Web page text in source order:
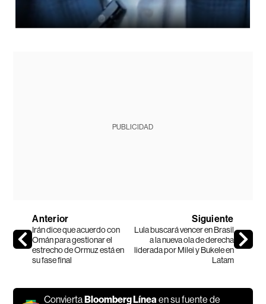
PUBLICIDAD
Anterior
Irán dice que acuerdo con
Omán para gestionar el
estrecho de Ormuz está en
su fase final
Siguiente
Lula buscará vencer en Brasil
a la nueva ola de derecha
liderada por Milei y Bukele en
Latam
ConviertaBloomberg Línea en su fuente de